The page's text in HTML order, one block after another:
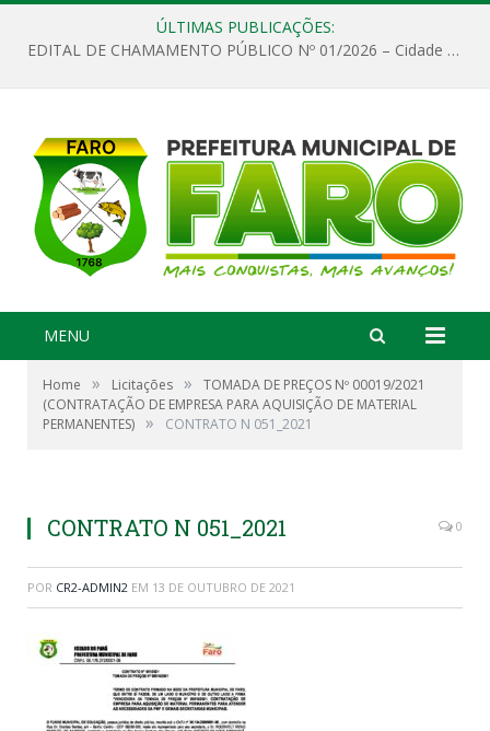
ÚLTIMAS PUBLICAÇÕES:
EDITAL DE CHAMAMENTO PÚBLICO Nº 01/2026 – Cidade de Faro
MENU
Home » Licitações »
TOMADA DE PREÇOS Nº 00019/2021
(CONTRATAÇÃO DE EMPRESA PARA AQUISIÇÃO DE MATERIAL
PERMANENTES) » CONTRATO N 051_2021
CONTRATO N 051_2021 0
POR CR2-ADMIN2 EM 13 DE OUTUBRO DE 2021